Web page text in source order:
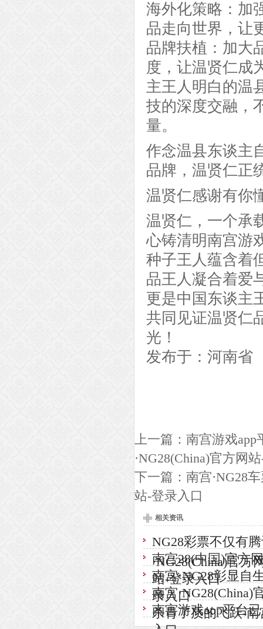
海外化策略：加
品走向世界，让
品牌扶植：加大
度，让温贤仁成
主王人明白的温
技的深度交融，
量。
作念温县东谈主
品牌，温贤仁正
温贤仁感谢有你
温贤仁，一个承
心铸清明南宫游
种子王人蕴含着
品王人凝合着爱
更是中国东谈主
共同见证温贤仁
光！
发布于：河南省
上一篇： 南宫游戏app
·NG28(China)官方网
下一篇： 南宫·NG28
站-登录入口
相关资讯
NG28彩票不仅有
·NG28(China)官方
南宫28(中国)官方
站-登录入口
南宫·NG28彰显自
录入口
南宫
杀青了质的飞跃-南
南宫游戏app平台